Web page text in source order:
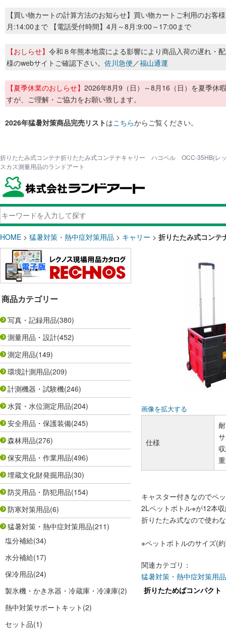
【買い物カートの計算方法のお知らせ】買い物カートご利用のお客
月:14:00まで 【電話受付時間】4月～8月:9:00～17:00まで
【おしらせ】 令和８年熊本地震による影響により商品入荷の遅れ・
様のwebサイトご確認下さい。 佐川急便／福山通運
【夏季休業のおしらせ】 2026年8月9（日）～8月16（日）を夏季休
すが、ご理解・ご協力をお願い致します。
2026年猛暑対策商品完売リストはこちらからご覧ください。
折りたたみ式コンテナ折りたたみ式コンテナキャリー ハコベル OCC-35HB(レ
スカス測量用品のランドアート
HOME > 猛暑対策・熱中症対策用品 > キャリー > 折りたたみ式コン
商品カテゴリー
写真・記録用品(380)
測量用品・設計(452)
測定用品(149)
環境計測用品(209)
計測機器・試験機(246)
水質・水位測定用品(204)
安全用品・保護装備(245)
森林用品(276)
保安用品・作業用品(496)
埋蔵文化財発掘用品(30)
防災用品・防犯用品(154)
防寒対策用品(6)
猛暑対策・熱中症対策用品(211)
塩分補給(34)
水分補給(17)
保冷用品(24)
製氷機・かき氷器・冷蔵庫・冷凍庫(2)
熱中対策サポートキット (2)
セット品(1)
画像を拡大する
仕様
キャスター付きなのでペ
2Lペットボトル※が12本
折りたたみ式なので使わ
※ペットボトルのサイズ(
関連カテゴリ：
猛暑対策・熱中症対策用品
折りたためばコンパクト